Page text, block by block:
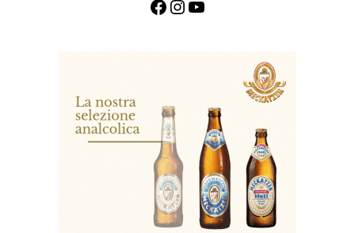
Facebook InstagramYouTube